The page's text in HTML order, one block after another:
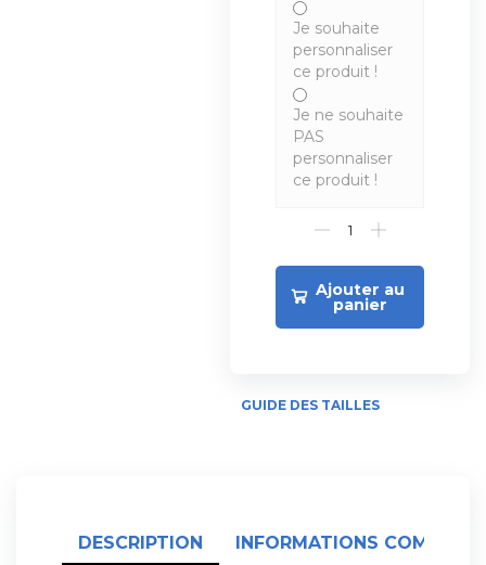
Je souhaite
personnaliser
ce produit !
Je ne souhaite
PAS
personnaliser
ce produit !
Ajouter au
panier
GUIDE DES TAILLES
DESCRIPTION INFORMATIONS